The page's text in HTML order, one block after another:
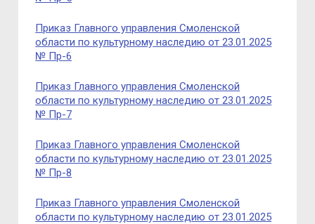
Приказ Главного управления Смоленской
области по культурному наследию от 23.01.2025
№ Пр-6
Приказ Главного управления Смоленской
области по культурному наследию от 23.01.2025
№ Пр-7
Приказ Главного управления Смоленской
области по культурному наследию от 23.01.2025
№ Пр-8
Приказ Главного управления Смоленской
области по культурному наследию от 23.01.2025